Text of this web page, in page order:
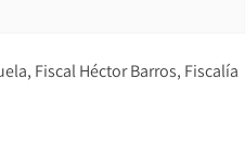
Fiscal Héctor Barros Fiscalía